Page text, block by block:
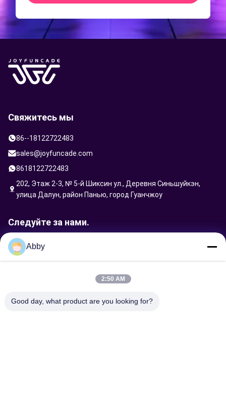
Свяжитесь мы
86--18122722483
sales@joyfuncade.com
8618122722483
202, Этаж 2-3, № 5-й Шиксин ул., Деревня Синьшуйкэн,
улица Далун, район Панью, город Гуанчжоу
Следуйте за нами.
Abby
2:50 AM
Good day, what product are you looking for?